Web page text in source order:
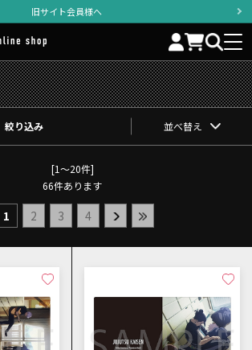
旧サイト会員様へ
絞り込み 並べ替え
[1～20件]
66件あります
1 2 3 4